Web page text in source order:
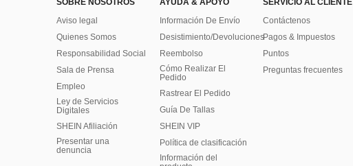
SOBRE NOSOTROS
Aviso legal
Quienes Somos
Responsabilidad Social
Sala de Prensa
Empleo
Ley de Servicios
Digitales
SHEIN Afiliación
Presentar una
denuncia
AYUDA & APOYO
Información De Envío
Desistimiento/Devoluciones
Reembolso
Cómo Realizar El
Pedido
Rastrear El Pedido
Guía De Tallas
SHEIN VIP
Política de clasificación
​Información del
SERVICIO AL CLIENTE
Contáctenos
Pagos & Impuestos
Puntos
Preguntas frecuentes